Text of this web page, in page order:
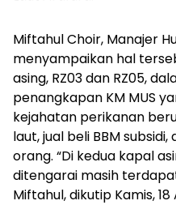
Miftahul Choir, Manajer
menyampaikan hal
asing, RZ03 dan RZ05,
penangkapan KM MUS
kejahatan perikanan
laut, jual beli BBM
orang. “Di kedua kapal
ditengarai masih
Miftahul, dikutip Kamis, 18